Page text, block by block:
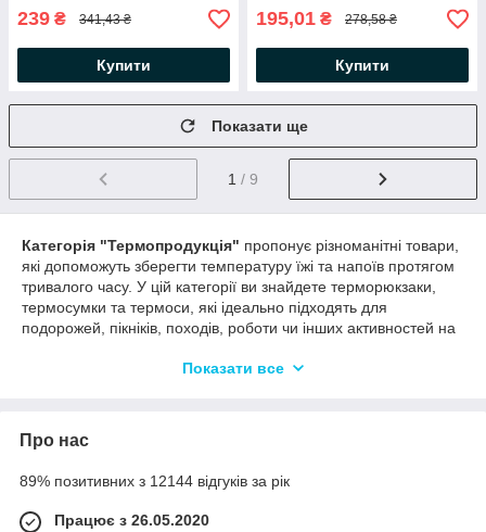
239 ₴ 341,43 ₴
Купити
195,01 ₴ 278,58 ₴
Купити
Показати ще
1 / 9
Категорія "Термопродукція" пропонує різноманітні товари,
які допоможуть зберегти температуру їжі та напоїв протягом
тривалого часу. У цій категорії ви знайдете терморюкзаки,
термосумки та термоси, які ідеально підходять для
подорожей, пікніків, походів, роботи чи інших активностей на
Опис термопродукції:
температури. Вони зазвичай мають ізольовані
матеріалами, які допомагають зберігати тепло чи
Показати все
Про нас
89% позитивних з 12144 відгуків за рік
Працює з 26.05.2020